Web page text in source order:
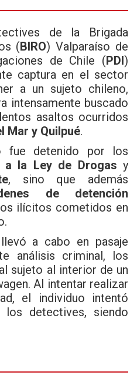
de la Brigada
(BIRO) Valparaíso de
de Chile (PDI)
captura en el sector
a un sujeto chileno,
intensamente buscado
asaltos ocurridos
Mar y Quilpué.
fue detenido por los
a la Ley de Drogas y
, sino que además
de detención
ilícitos cometidos en
a cabo en pasaje
análisis criminal, los
sujeto al interior de un
Al intentar realizar
el individuo intentó
los detectives, siendo